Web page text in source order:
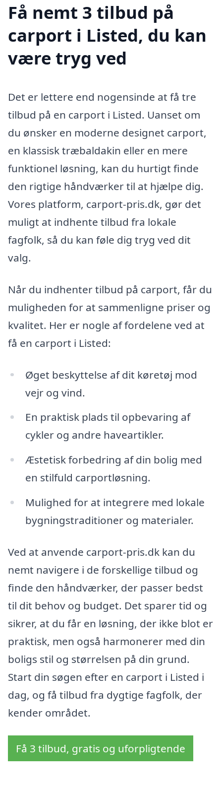
Få nemt 3 tilbud på
carport i Listed, du kan
være tryg ved
Det er lettere end nogensinde at få tre
tilbud på en carport i Listed. Uanset om
du ønsker en moderne designet carport,
en klassisk træbaldakin eller en mere
funktionel løsning, kan du hurtigt finde
den rigtige håndværker til at hjælpe dig.
Vores platform, carport-pris.dk, gør det
muligt at indhente tilbud fra lokale
fagfolk, så du kan føle dig tryg ved dit
valg.
Når du indhenter tilbud på carport, får du
muligheden for at sammenligne priser og
kvalitet. Her er nogle af fordelene ved at
få en carport i Listed:
Øget beskyttelse af dit køretøj mod
vejr og vind.
En praktisk plads til opbevaring af
cykler og andre haveartikler.
Æstetisk forbedring af din bolig med
en stilfuld carportløsning.
Mulighed for at integrere med lokale
bygningstraditioner og materialer.
Ved at anvende carport-pris.dk kan du
nemt navigere i de forskellige tilbud og
finde den håndværker, der passer bedst
til dit behov og budget. Det sparer tid og
sikrer, at du får en løsning, der ikke blot er
praktisk, men også harmonerer med din
boligs stil og størrelsen på din grund.
Start din søgen efter en carport i Listed i
dag, og få tilbud fra dygtige fagfolk, der
kender området.
Få 3 tilbud, gratis og uforpligtende